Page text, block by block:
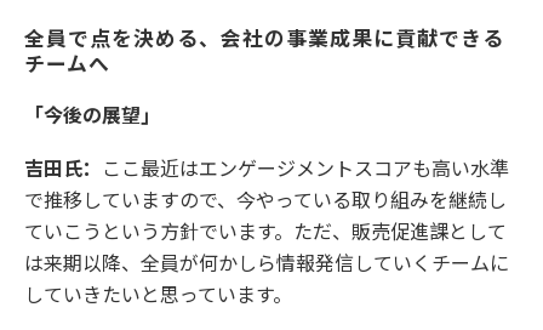
全員で点を決める、会社の事業成果に貢献できる
チームへ
「今後の展望」
吉田氏： ここ最近はエンゲージメントスコアも高い水準
で推移していますので、今やっている取り組みを継続し
ていこうという方針でいます。ただ、販売促進課として
は来期以降、全員が何かしら情報発信していくチームに
していきたいと思っています。